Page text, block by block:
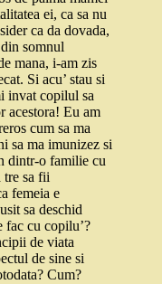
ei, ca sa nu
ca da dovada,
somnul
mana, i-am zis
Si acu’ stau si
invat copilul sa
acestora! Eu am
cum sa ma
sa ma imunizez si
dintr-o familie cu
tre sa fii
femeia e
sa deschid
fac cu copilu’?
de viata
de sine si
Cum?